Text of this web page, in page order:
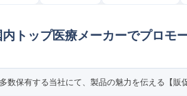
トップ医療メーカーでプロモ
数保有する当社にて、製品の魅力を伝える【販